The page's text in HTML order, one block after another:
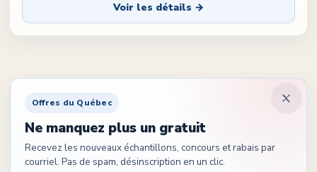
Voir les détails →
Offres du Québec
Ne manquez plus un gratuit
Recevez les nouveaux échantillons, concours et rabais par
courriel. Pas de spam, désinscription en un clic.